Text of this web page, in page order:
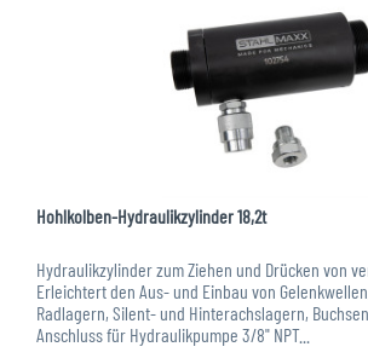
Hohlkolben-Hydraulikzylinder 18,2t
Hydraulikzylinder zum Ziehen und Drücken von
Erleichtert den Aus- und Einbau von
Radlagern, Silent- und Hinterachslagern,
Anschluss für Hydraulikpumpe 3/8" NPT...